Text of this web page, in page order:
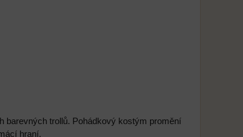
barevných trollů. Pohádkový kostým promění
hraní.